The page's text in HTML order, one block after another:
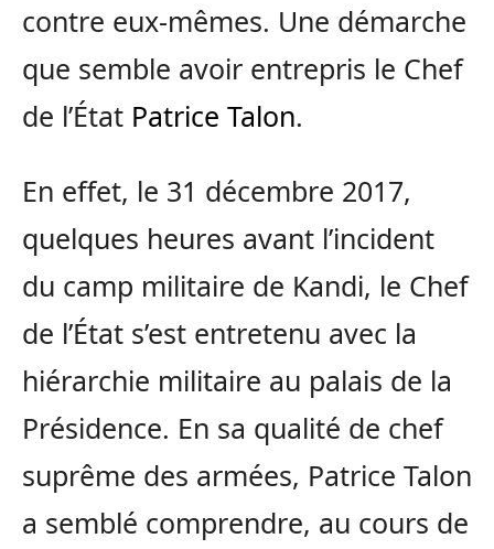
contre eux-mêmes. Une démarche
que semble avoir entrepris le Chef
de l’État Patrice Talon.
En effet, le 31 décembre 2017,
quelques heures avant l’incident
du camp militaire de Kandi, le Chef
de l’État s’est entretenu avec la
hiérarchie militaire au palais de la
Présidence. En sa qualité de chef
suprême des armées, Patrice Talon
a semblé comprendre, au cours de